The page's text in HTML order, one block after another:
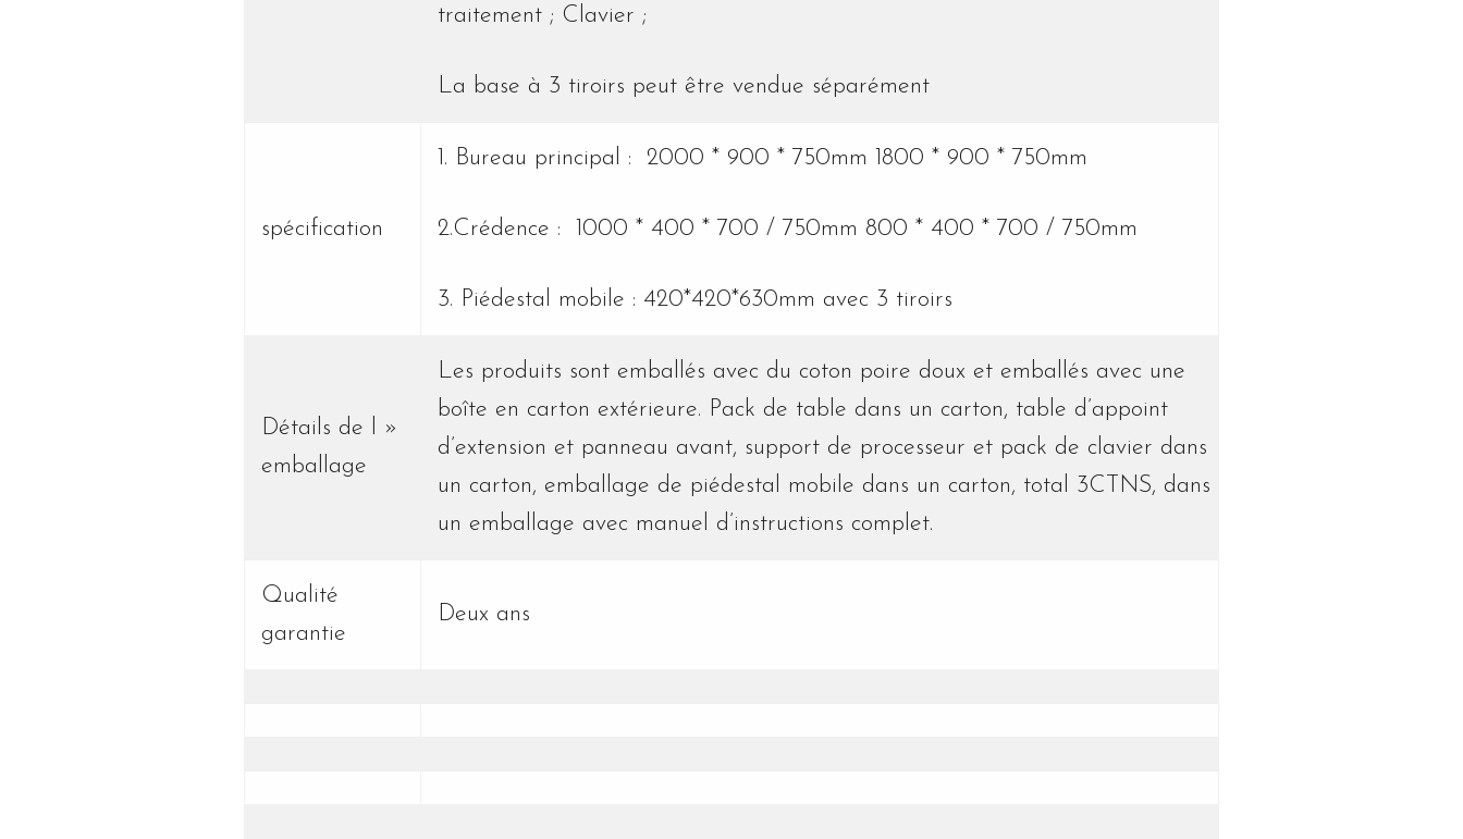
traitement ; Clavier ;
La base à 3 tiroirs peut être vendue séparément
spécification
1. Bureau principal : 2000 * 900 * 750mm 1800 * 900 * 750mm
2.Crédence : 1000 * 400 * 700 / 750mm 800 * 400 * 700 / 750mm
3. Piédestal mobile : 420*420*630mm avec 3 tiroirs
Détails de l »
emballage
Les produits sont emballés avec du coton poire doux et emballés avec une
boîte en carton extérieure. Pack de table dans un carton, table d’appoint
d’extension et panneau avant, support de processeur et pack de clavier dans
un carton, emballage de piédestal mobile dans un carton, total 3CTNS, dans
un emballage avec manuel d’instructions complet.
Qualité
garantie
Deux ans